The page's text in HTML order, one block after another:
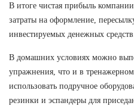
В итоге чистая прибыль
затраты на оформление,
инвестируемых денежных средств.
В домашних условиях можно
упражнения, что и в
использовать подручное
резинки и эспандеры для